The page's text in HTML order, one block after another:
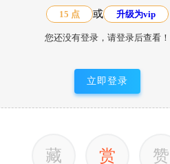
15 点 或 升级为vip
您还没有登录，请登录后查看！
立即登录
藏 赏 赞